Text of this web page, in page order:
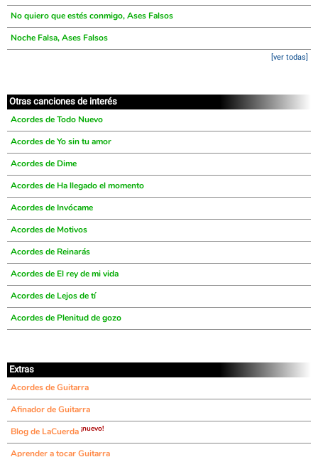
No quiero que estés conmigo, Ases Falsos
Noche Falsa, Ases Falsos
[ver todas]
Otras canciones de interés
Acordes de Todo Nuevo
Acordes de Yo sin tu amor
Acordes de Dime
Acordes de Ha llegado el momento
Acordes de Invócame
Acordes de Motivos
Acordes de Reinarás
Acordes de El rey de mi vida
Acordes de Lejos de tí
Acordes de Plenitud de gozo
Extras
Acordes de Guitarra
Afinador de Guitarra
Blog de LaCuerda ¡nuevo!
Aprender a tocar Guitarra